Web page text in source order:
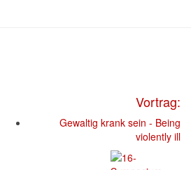
Vortrag:
Gewaltig krank sein - Being
violently ill